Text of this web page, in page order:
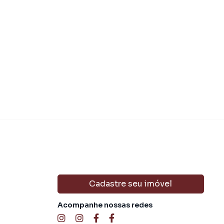
Cadastre seu imóvel
Acompanhe nossas redes